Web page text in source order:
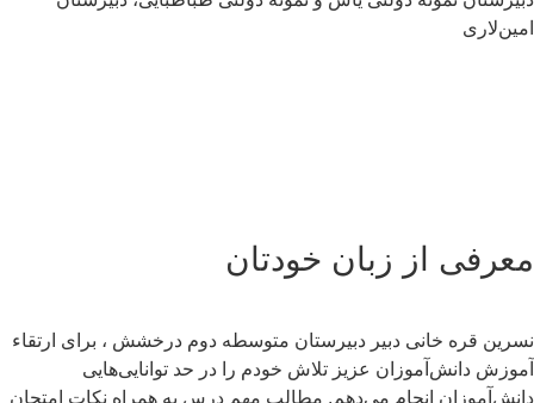
از زبان خودتان
قره خانی دبیر دبیرستان متوسطه دوم درخشش ، برای ارتقاء
دانش‌آموزان عزیز تلاش خودم را در حد توانایی‌هایی
انجام می‌دهم. مطالب مهم درس به همراه نکات امتحان
سلام به شما :)